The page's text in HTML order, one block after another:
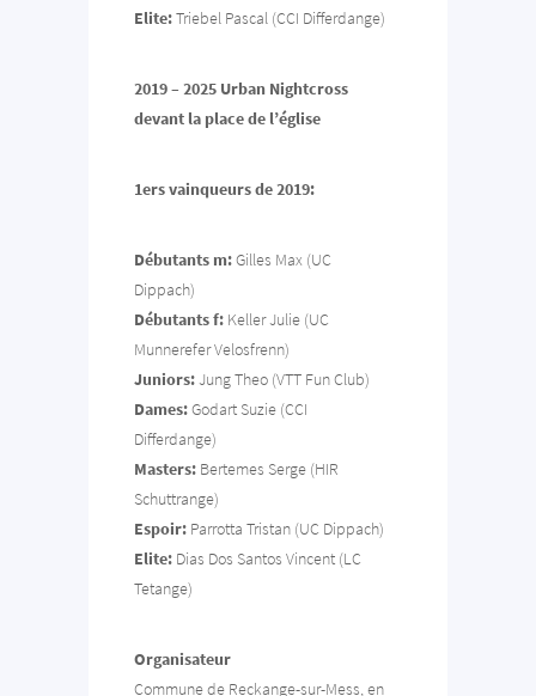
Elite:Triebel Pascal (CCI Differdange)
2019 – 2025 Urban Nightcross
devant la place de l’église
1ers vainqueurs de 2019:
Débutants m:Gilles Max (UC
Dippach)
Débutants f: Keller Julie (UC
Munnerefer Velosfrenn)
Juniors:Jung Theo (VTT Fun Club)
Dames:Godart Suzie (CCI
Differdange)
Masters: Bertemes Serge (HIR
Schuttrange)
Espoir: Parrotta Tristan (UC Dippach)
Elite: Dias Dos Santos Vincent (LC
Tetange)
Organisateur
Commune de Reckange-sur-Mess, en